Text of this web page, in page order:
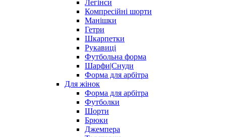
Легінси
Компресійні шорти
Манішки
Гетри
Шкарпетки
Рукавиці
Футбольна форма
Шарфи|Снуди
Форма для арбітра
Для жінок
Форма для арбітра
Футболки
Шорти
Брюки
Джемпера